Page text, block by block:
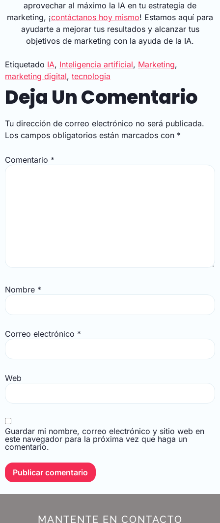
aprovechar al máximo la IA en tu estrategia de
marketing, ¡contáctanos hoy mismo! Estamos aquí para
ayudarte a mejorar tus resultados y alcanzar tus
objetivos de marketing con la ayuda de la IA.
Etiquetado IA, Inteligencia artificial, Marketing,
marketing digital, tecnologia
Deja Un Comentario
Tu dirección de correo electrónico no será publicada.
Los campos obligatorios están marcados con *
Comentario *
Nombre *
Correo electrónico *
Web
Guardar mi nombre, correo electrónico y sitio web en
este navegador para la próxima vez que haga un
comentario.
MANTENTE EN CONTACTO